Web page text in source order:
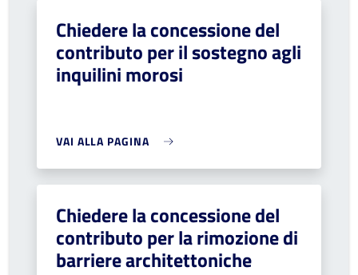
Chiedere la concessione del
contributo per il sostegno agli
inquilini morosi
VAI ALLA PAGINA
Chiedere la concessione del
contributo per la rimozione di
barriere architettoniche